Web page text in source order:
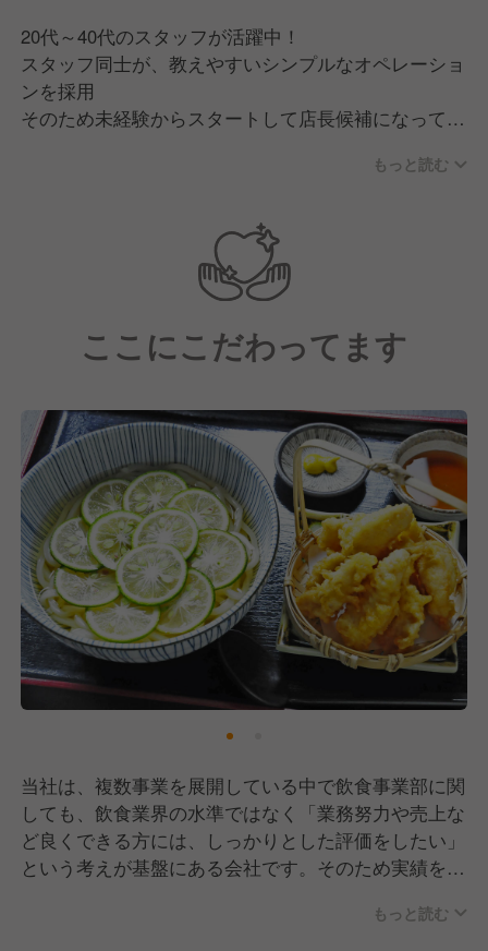
20代～40代のスタッフが活躍中！
スタッフ同士が、教えやすいシンプルなオペレーショ
ンを採用
そのため未経験からスタートして店長候補になってい
入社時から比べると1年で年収35万円もUPしていま
もっと読む
ここにこだわってます
当社は、複数事業を展開している中で飲食事業部に関
しても、飲食業界の水準ではなく「業務努力や売上な
ど良くできる方には、しっかりとした評価をしたい」
という考えが基盤にある会社です。そのため実績を高
湯布院という観光地が、ますます成長していく中で、
もっと読む